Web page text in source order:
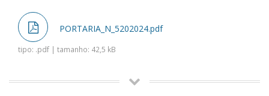
PORTARIA_N_5202024.pdf
tipo: .pdf | tamanho: 42,5 kB